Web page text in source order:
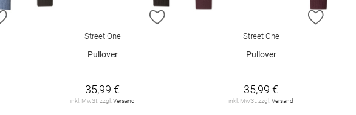
ZUR WUNSCHLISTE HINZUFÜGEN
Street One
Pullover
35,99 €
inkl. MwSt. zzgl.Versand
ZUR
Street One
Pullover
35,99 €
inkl. MwSt. zzgl.Versand